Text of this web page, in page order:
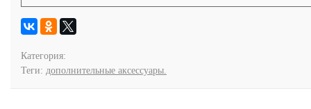
Категория:
Теги: дополнительные аксессуары.